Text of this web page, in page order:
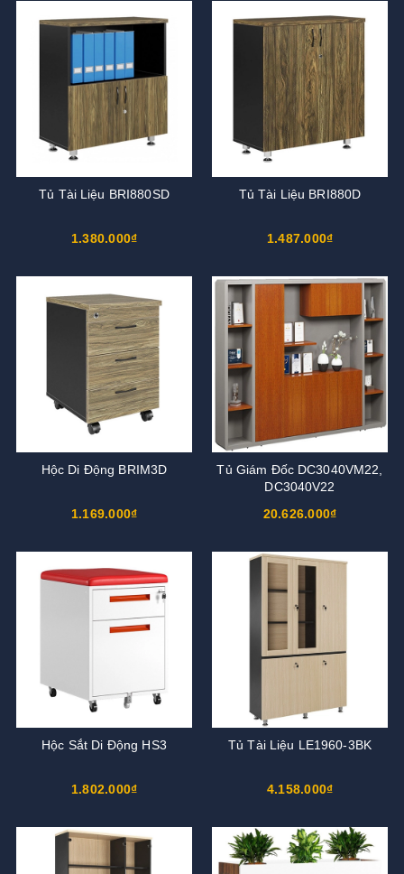
Tủ Tài Liệu BRI880SD
1.380.000₫
Tủ Tài Liệu BRI880D
1.487.000₫
Hộc Di Động BRIM3D
1.169.000₫
Tủ Giám Đốc DC3040VM22,
DC3040V22
20.626.000₫
Hộc Sắt Di Động HS3
1.802.000₫
Tủ Tài Liệu LE1960-3BK
4.158.000₫